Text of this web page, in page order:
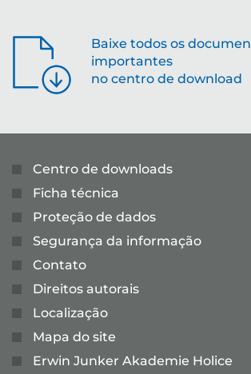
Baixe todos os
importantes
no centro de download
Centro de downloads
Ficha técnica
Proteção de dados
Segurança da informação
Contato
Direitos autorais
Localização
Mapa do site
Erwin Junker Akademie Holice